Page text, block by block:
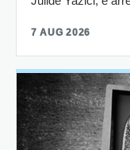
7 AUG 2026